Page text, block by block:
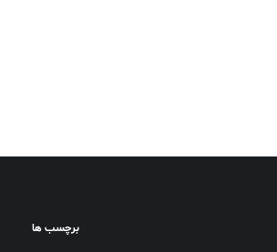
برچسب ها